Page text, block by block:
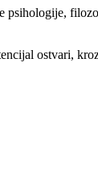
psihologije,
ostvari,